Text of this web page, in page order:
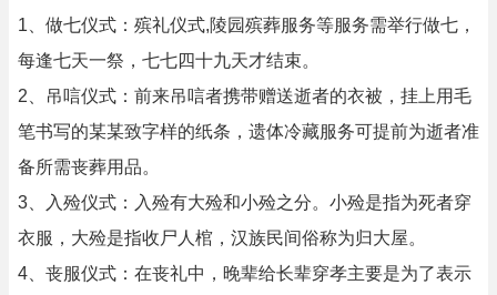
1、做七仪式：殡礼仪式,陵园殡葬服务等服务需举行做七，
每逢七天一祭，七七四十九天才结束。
2、吊唁仪式：前来吊唁者携带赠送逝者的衣被，挂上用毛
笔书写的某某致字样的纸条，遗体冷藏服务可提前为逝者准
备所需丧葬用品。
3、入殓仪式：入殓有大殓和小殓之分。小殓是指为死者穿
衣服，大殓是指收尸人棺，汉族民间俗称为归大屋。
4、丧服仪式：在丧礼中，晚辈给长辈穿孝主要是为了表示